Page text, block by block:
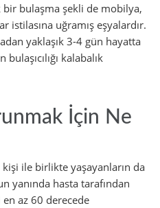
bulaşma şekli de mobilya,
istilasına uğramış eşyalardır.
yaklaşık 3-4 gün hayatta
kalabalık
İçin Ne
ile birlikte yaşayanların da
yanında hasta tarafından
az 60 derecede